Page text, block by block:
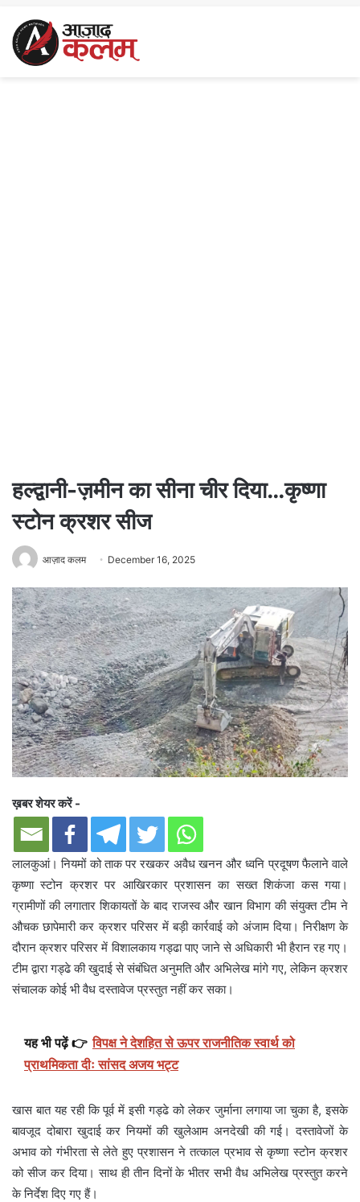
हल्द्वानी-ज़मीन का सीना चीर दिया…कृष्णा
स्टोन क्रशर सीज
आज़ाद कलम December 16, 2025
ख़बर शेयर करें -
लालकुआं। नियमों को ताक पर रखकर अवैध खनन और ध्वनि प्रदूषण फैलाने वाले
कृष्णा स्टोन क्रशर पर आखिरकार प्रशासन का सख्त शिकंजा कस गया।
ग्रामीणों की लगातार शिकायतों के बाद राजस्व और खान विभाग की संयुक्त टीम ने
औचक छापेमारी कर क्रशर परिसर में बड़ी कार्रवाई को अंजाम दिया। निरीक्षण के
दौरान क्रशर परिसर में विशालकाय गड्ढा पाए जाने से अधिकारी भी हैरान रह गए।
टीम द्वारा गड्ढे की खुदाई से संबंधित अनुमति और अभिलेख मांगे गए, लेकिन क्रशर
संचालक कोई भी वैध दस्तावेज प्रस्तुत नहीं कर सका।
यह भी पढ़ें 👉 विपक्ष ने देशहित से ऊपर राजनीतिक स्वार्थ को
प्राथमिकता दीः सांसद अजय भट्ट
खास बात यह रही कि पूर्व में इसी गड्ढे को लेकर जुर्माना लगाया जा चुका है, इसके
बावजूद दोबारा खुदाई कर नियमों की खुलेआम अनदेखी की गई। दस्तावेजों के
अभाव को गंभीरता से लेते हुए प्रशासन ने तत्काल प्रभाव से कृष्णा स्टोन क्रशर
को सीज कर दिया। साथ ही तीन दिनों के भीतर सभी वैध अभिलेख प्रस्तुत करने
के निर्देश दिए गए हैं।